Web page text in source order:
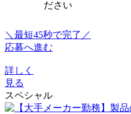
ださい
＼最短45秒で完了／
応募へ進む
詳しく
見る
スペシャル